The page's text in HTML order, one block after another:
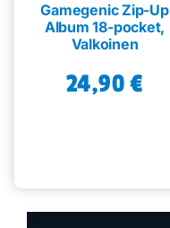
Gamegenic Zip-Up
Album 18-pocket,
Valkoinen
24,90€